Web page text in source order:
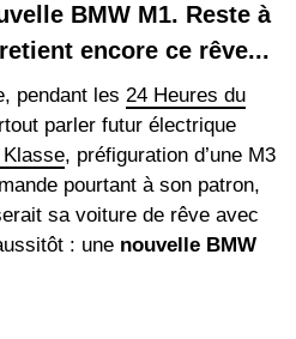
BMW M1. Reste à
encore ce rêve...
pendant les 24 Heures du
parler futur électrique
Klasse, préfiguration d’une M3
pourtant à son patron,
sa voiture de rêve avec
: une nouvelle BMW